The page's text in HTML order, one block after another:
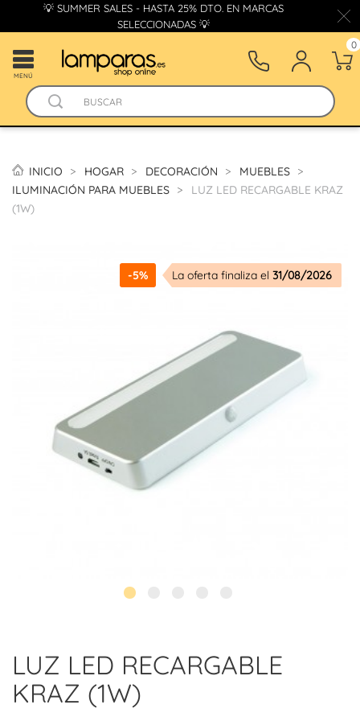
💡 SUMMER SALES - HASTA 25% DTO. EN MARCAS
SELECCIONADAS 💡
MENÚ
0
INICIO HOGAR DECORACIÓN
MUEBLES
ILUMINACIÓN PARA MUEBLES
LUZ LED RECARGABLE KRAZ
(1W)
-5% La oferta finaliza el 31/08/2026
LUZ LED RECARGABLE
KRAZ (1W)